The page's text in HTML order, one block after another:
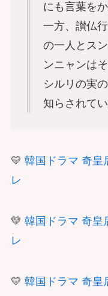
にも言葉を
一方、讃仏
の一人とス
ンニャンは
シルリの実
知らされてい
💛 韓国ドラマ 奇皇
レ
💛 韓国ドラマ 奇皇
レ
💛 韓国ドラマ 奇皇